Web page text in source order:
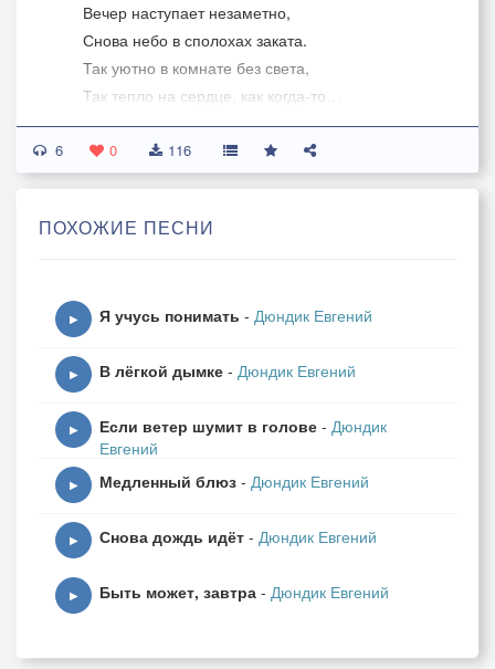
Вечер наступает незаметно,
Снова небо в сполохах заката.
Так уютно в комнате без света,
Так тепло на сердце, как когда-то…
Пробежит волнение по шторам,
Застучат по лестнице сапожки.
Женщину с походкой дикой кошки…
Как укол рапиры прямо в сердце,
И к мечте распахнутая дверца…
Что казалось раньше нереальным,
Вдруг проторит лунную дорожку,
И осветит лучиком хрустальным
Обжигая нежностью и страстью,
6 0 116
ПОХОЖИЕ ПЕСНИ
▶ Я учусь понимать - Дюндик Евгений
▶ В лёгкой дымке - Дюндик Евгений
▶ Если ветер шумит в голове - Дюндик
Евгений
▶ Медленный блюз - Дюндик Евгений
▶ Снова дождь идёт - Дюндик Евгений
▶ Быть может, завтра - Дюндик Евгений